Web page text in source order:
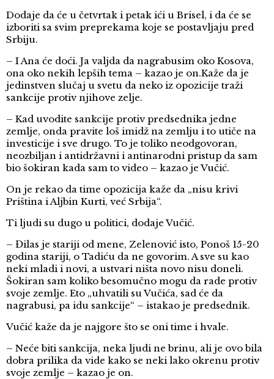
Dodaje da će u četvrtak i petak ići u Brisel, i da će se
izboriti sa svim preprekama koje se postavljaju pred
Srbiju.
– I Ana će doći. Ja valjda da nagrabusim oko Kosova,
ona oko nekih lepših tema – kazao je on.Kaže da je
jedinstven slučaj u svetu da neko iz opozicije traži
sankcije protiv njihove zelje.
– Kad uvodite sankcije protiv predsednika jedne
zemlje, onda pravite loš imidž na zemlju i to utiče na
investicije i sve drugo. To je toliko neodgovoran,
neozbiljan i antidržavni i antinarodni pristup da sam
bio šokiran kada sam to video – kazao je Vučić.
On je rekao da time opozicija kaže da „nisu krivi
Priština i Aljbin Kurti, već Srbija“.
Ti ljudi su dugo u politici, dodaje Vučić.
– Đilas je stariji od mene, Zelenović isto, Ponoš 15-20
godina stariji, o Tadiću da ne govorim. A sve su kao
neki mladi i novi, a ustvari ništa novo nisu doneli.
Šokiran sam koliko besomučno mogu da rade protiv
svoje zemlje. Eto „uhvatili su Vučića, sad će da
nagrabusi, pa idu sankcije“ – istakao je predsednik.
Vučić kaže da je najgore što se oni time i hvale.
– Neće biti sankcija, neka ljudi ne brinu, ali je ovo bila
dobra prilika da vide kako se neki lako okrenu protiv
svoje zemlje – kazao je on.